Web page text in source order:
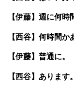
【伊藤】週に何時
【西谷】何時間か
【伊藤】普通に。
【西谷】あります。